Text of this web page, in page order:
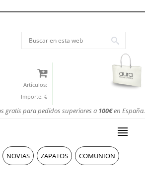
Artículos:
Importe: €
gratis para pedidos superiores a 100€en España.
NOVIAS ZAPATOS COMUNION